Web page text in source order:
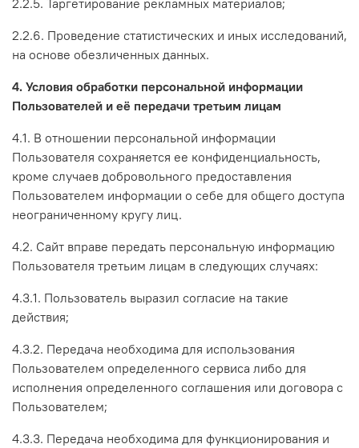
2.2.6. Проведение статистических и иных исследований,
на основе обезличенных данных.
4. Условия обработки персональной информации
Пользователей и её передачи третьим лицам
4.1. В отношении персональной информации
Пользователя сохраняется ее конфиденциальность,
кроме случаев добровольного предоставления
Пользователем информации о себе для общего доступа
неограниченному кругу лиц.
4.2. Сайт вправе передать персональную информацию
Пользователя третьим лицам в следующих случаях:
4.3.1. Пользователь выразил согласие на такие
действия;
4.3.2. Передача необходима для использования
Пользователем определенного сервиса либо для
исполнения определенного соглашения или договора с
Пользователем;
4.3.3. Передача необходима для функционирования и